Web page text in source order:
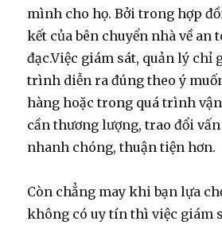
mình cho họ. Bởi trong hợp
kết của bên chuyển nhà về an
đạc.Việc giám sát, quản lý chỉ
trình diễn ra đúng theo ý
hàng hoặc trong quá trình vận
cần thương lượng, trao đổi
nhanh chóng, thuận tiện hơn.
Còn chẳng may khi bạn lựa
không có uy tín thì việc giám